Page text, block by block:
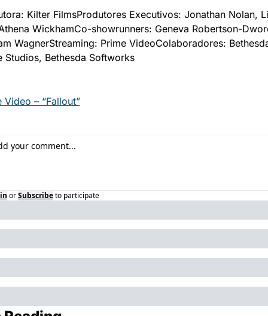
Kilter FilmsProdutores Executivos: Jonathan Nolan,
WickhamCo-showrunners: Geneva Robertson-
WagnerStreaming: Prime VideoColaboradores:
Studios, Bethesda Softworks
Video – “Fallout”
or Subscribe to participate